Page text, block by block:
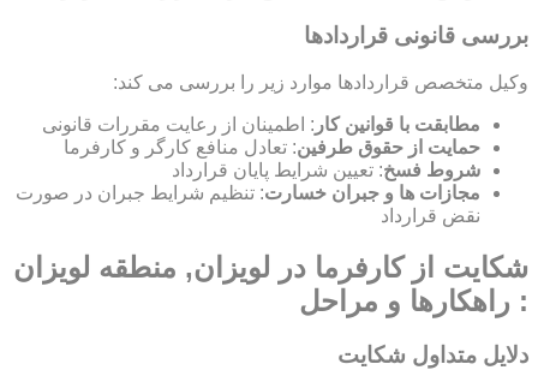
بررسی قانونی قراردادها
وکیل متخصص قراردادها موارد زیر را بررسی می کند:
مطابقت با قوانین کار : اطمینان از رعایت مقررات قانونی
حمایت از حقوق طرفین: تعادل منافع کارگر و کارفرما
شروط فسخ: تعیین شرایط پایان قرارداد
مجازات ها و جبران خسارت: تنظیم شرایط جبران در صورت
نقض قرارداد
شکایت از کارفرما در لویزان, منطقه لویزان
: راهکارها و مراحل
دلایل متداول شکایت